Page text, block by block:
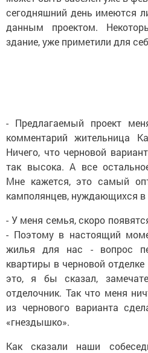
сегодняшний день имеются
данным проектом.
здание, уже приметили для
- Предлагаемый проект
комментарий жительница
Ничего, что черновой
так высока. А все
Мне кажется, это самый
камполянцев, нуждающихся в
- У меня семья, скоро
- Поэтому в настоящий
жилья для нас - вопрос
квартиры в черновой
это, я бы сказал,
отделочник. Так что меня
из чернового варианта
«гнездышко».
Как сказали наши